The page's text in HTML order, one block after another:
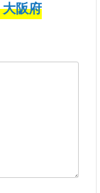
大阪府